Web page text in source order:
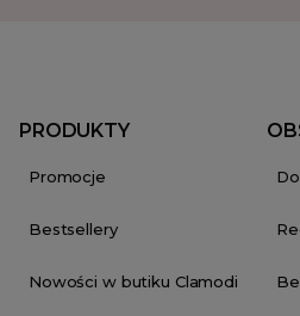
PRODUKTY
Promocje
Bestsellery
Nowości w butiku Clamodi